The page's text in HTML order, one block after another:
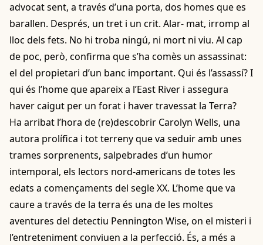
advocat sent, a través d’una porta, dos homes que es
barallen. Després, un tret i un crit. Alar- mat, irromp al
lloc dels fets. No hi troba ningú, ni mort ni viu. Al cap
de poc, però, confirma que s’ha comès un assassinat:
el del propietari d’un banc important. Qui és l’assassí? I
qui és l’home que apareix a l’East River i assegura
haver caigut per un forat i haver travessat la Terra?
Ha arribat l’hora de (re)descobrir Carolyn Wells, una
autora prolífica i tot terreny que va seduir amb unes
trames sorprenents, salpebrades d’un humor
intemporal, els lectors nord-americans de totes les
edats a començaments del segle XX. L’home que va
caure a través de la terra és una de les moltes
aventures del detectiu Pennington Wise, on el misteri i
l’entreteniment conviuen a la perfecció. És, a més a